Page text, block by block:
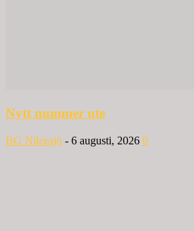
Nytt nummer ute
BG Nilensjö - 6 augusti, 2026 0